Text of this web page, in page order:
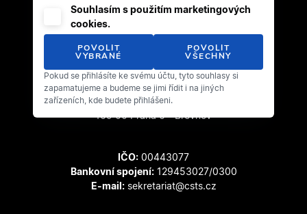
Český svaz tanečního sportu
Zátopkova 100/2
169 00 Praha 6 - Břevnov
IČO: 00443077
Bankovní spojení:129453027/0300
E-mail:sekretariat@csts.cz
Souhlasím s použitím marketingových
cookies.
POVOLIT
VYBRANÉ
POVOLIT
VŠECHNY
Pokud se přihlásíte ke svému účtu, tyto souhlasy si
zapamatujeme a budeme se jimi řídit i na jiných
zařízeních, kde budete přihlášeni.